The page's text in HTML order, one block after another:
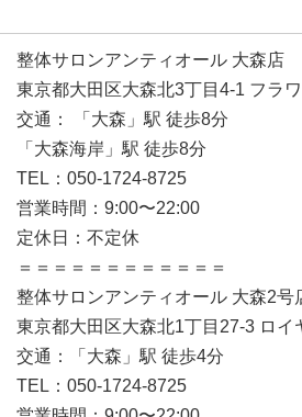
整体サロンアンティオール 大森店
東京都大田区大森北3丁目4-1 フラ
交通： 「大森」駅 徒歩8分
「大森海岸」駅 徒歩8分
TEL：050-1724-8725
営業時間：9:00〜22:00
定休日：不定休
＝＝＝＝＝＝＝＝＝＝＝＝
整体サロンアンティオール 大森2号
東京都大田区大森北1丁目27-3 ロイ
交通：「大森」駅 徒歩4分
TEL：050-1724-8725